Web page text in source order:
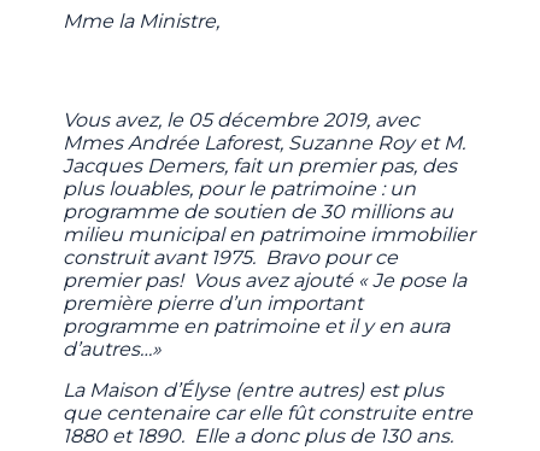
Mme la Ministre,
Vous avez, le 05 décembre 2019, avec
Mmes Andrée Laforest, Suzanne Roy et M.
Jacques Demers, fait un premier pas, des
plus louables, pour le patrimoine : un
programme de soutien de 30 millions au
milieu municipal en patrimoine immobilier
construit avant 1975. Bravo pour ce
premier pas! Vous avez ajouté « Je pose la
première pierre d’un important
programme en patrimoine et il y en aura
d’autres…»
La Maison d’Élyse (entre autres) est plus
que centenaire car elle fût construite entre
1880 et 1890. Elle a donc plus de 130 ans.